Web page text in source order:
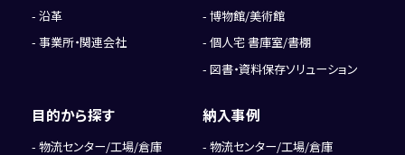
沿革
事業所・関連会社
博物館/美術館
個人宅 書庫室/書棚
図書・資料保存ソリューション
目的から探す
物流センター/工場/倉庫
納入事例
物流センター/工場/倉庫